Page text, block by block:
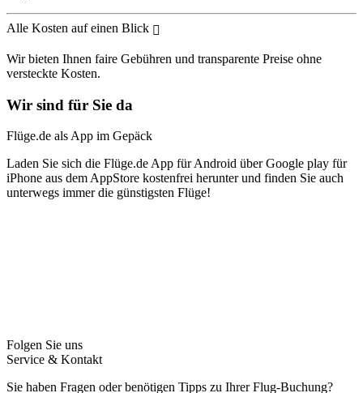
Alle Kosten auf einen Blick
Wir bieten Ihnen faire Gebühren und transparente Preise ohne
versteckte Kosten.
Wir sind für Sie da
Flüge.de als App im Gepäck
Laden Sie sich die Flüge.de App für Android über Google play für
iPhone aus dem AppStore kostenfrei herunter und finden Sie auch
unterwegs immer die günstigsten Flüge!
Folgen Sie uns
Service & Kontakt
Sie haben Fragen oder benötigen Tipps zu Ihrer Flug-Buchung?